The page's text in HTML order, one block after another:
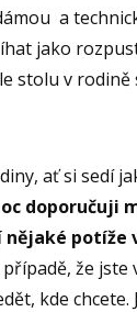
a
jako
stolu v rodině
ať si sedí
doporučuji
potíže
že jste
kde chcete.